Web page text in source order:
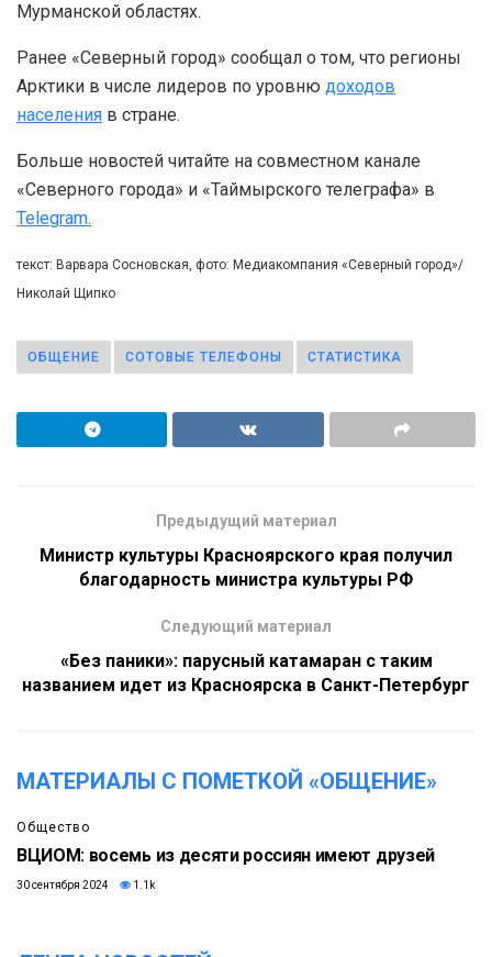
Мурманской областях.
Ранее «Северный город» сообщал о том, что регионы
Арктики в числе лидеров по уровню доходов
населения в стране.
Больше новостей читайте на совместном канале
«Северного города» и «Таймырского телеграфа» в
Telegram.
текст: Варвара Сосновская, фото: Медиакомпания «Северный город»/
Николай Щипко
ОБЩЕНИЕ СОТОВЫЕ ТЕЛЕФОНЫ СТАТИСТИКА
Предыдущий материал
Министр культуры Красноярского края получил
благодарность министра культуры РФ
Следующий материал
«Без паники»: парусный катамаран с таким
названием идет из Красноярска в Санкт-Петербург
МАТЕРИАЛЫ С ПОМЕТКОЙ «ОБЩЕНИЕ»
Общество
ВЦИОМ: восемь из десяти россиян имеют друзей
30 сентября 2024 1.1k